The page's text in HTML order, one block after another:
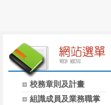
校務章則及計畫
組識成員及業務職掌